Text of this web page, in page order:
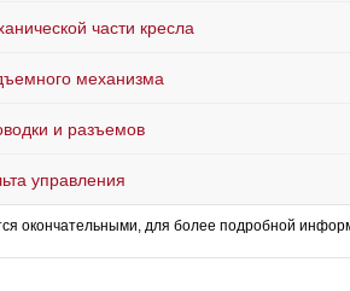
части кресла
механизма
и разъемов
управления
окончательными, для более подробной